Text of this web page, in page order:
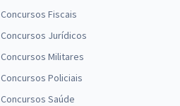
Concursos Fiscais
Concursos Jurídicos
Concursos Militares
Concursos Policiais
Concursos Saúde